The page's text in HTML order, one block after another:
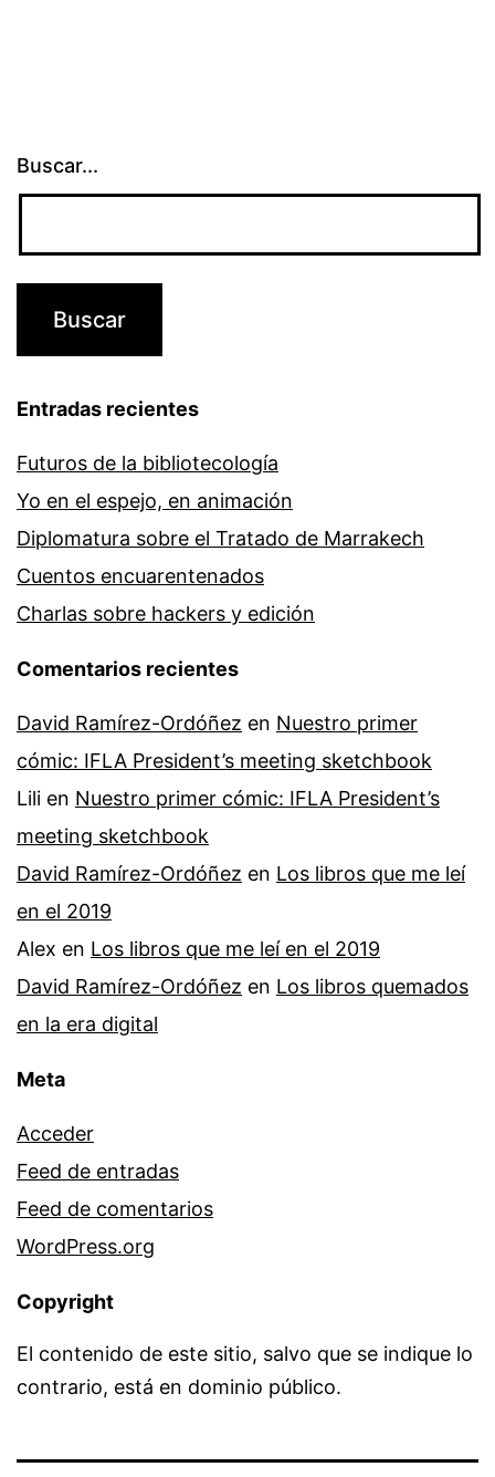
Buscar...
Entradas recientes
Futuros de la bibliotecología
Yo en el espejo, en animación
Diplomatura sobre el Tratado de Marrakech
Cuentos encuarentenados
Charlas sobre hackers y edición
Comentarios recientes
David Ramírez-Ordóñez en Nuestro primer
cómic: IFLA President’s meeting sketchbook
Lili en Nuestro primer cómic: IFLA President’s
meeting sketchbook
David Ramírez-Ordóñez en Los libros que me leí
en el 2019
Alex en Los libros que me leí en el 2019
David Ramírez-Ordóñez en Los libros quemados
en la era digital
Meta
Acceder
Feed de entradas
Feed de comentarios
WordPress.org
Copyright
El contenido de este sitio, salvo que se indique lo
contrario, está en dominio público.